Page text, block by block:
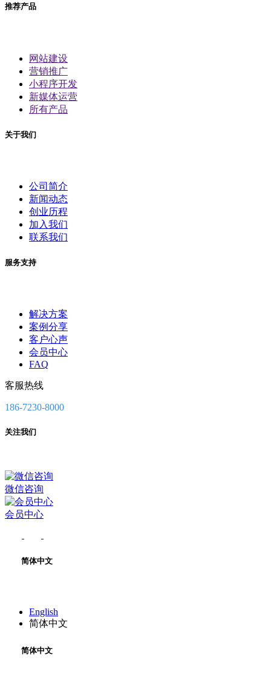
推荐产品
网站建设
营销推广
小程序开发
新媒体运营
所有产品
关于我们
公司简介
新闻动态
创业历程
加入我们
联系我们
服务支持
解决方案
案例分享
客户心声
会员中心
FAQ
客服热线
186-7230-8000
关注我们
微信咨询
会员中心
简体中文
English
简体中文
简体中文